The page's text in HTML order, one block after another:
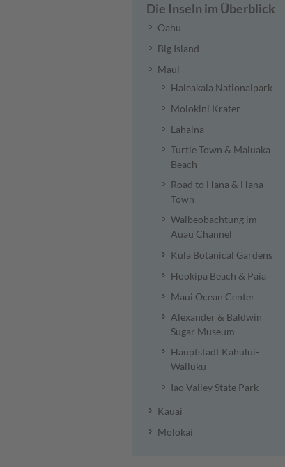
Die Inseln im Überblick
Oahu
Big Island
Maui
Haleakala Nationalpark
Molokini Krater
Lahaina
Turtle Town & Maluaka
Beach
Road to Hana & Hana
Town
Walbeobachtung im
Auau Channel
Kula Botanical Gardens
Hookipa Beach & Paia
Maui Ocean Center
Alexander & Baldwin
Sugar Museum
Hauptstadt Kahului-
Wailuku
Iao Valley State Park
Kauai
Molokai